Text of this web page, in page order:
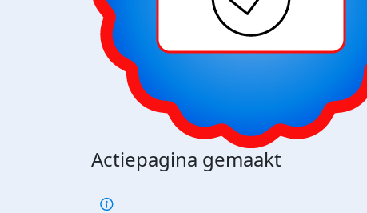
Actiepagina gemaakt